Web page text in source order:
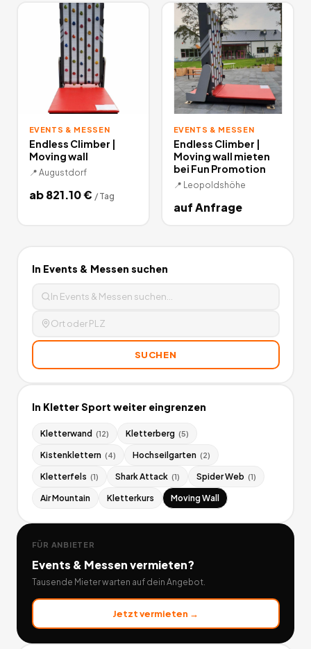
mieten das passende Angebot aussuchen und das Abenteuer
kann beginnen. Stellen Sie sich der Herausforderung!2
Angebote deutschlandweit.
EVENTS & MESSEN
Endless Climber |
Moving wall
📍 Augustdorf
ab821.10€ / Tag
EVENTS & MESSEN
Endless Climber |
Moving wall mieten
bei Fun Promotion
📍 Leopoldshöhe
auf Anfrage
In Events & Messen suchen
SUCHEN
In Kletter Sport weiter eingrenzen
Kletterwand (12) Kletterberg (5)
Kistenklettern (4) Hochseilgarten (2)
Kletterfels (1) Shark Attack (1) Spider Web (1)
Air Mountain Kletterkurs Moving Wall
FÜR ANBIETER
Events & Messenvermieten?
Tausende Mieter warten auf dein Angebot.
Jetzt vermieten →